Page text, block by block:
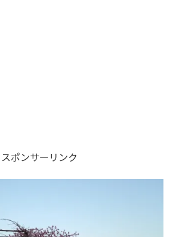
スポンサーリンク